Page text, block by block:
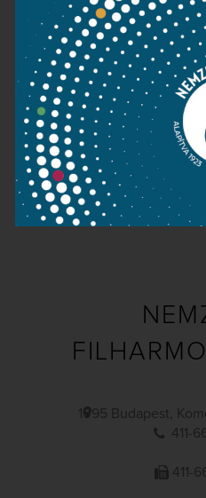
1095 Budapest,
411-
411-